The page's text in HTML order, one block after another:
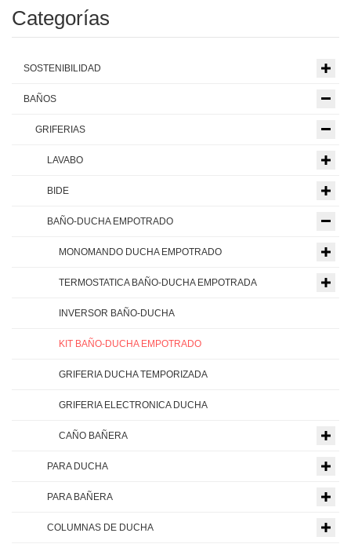
Categorías
SOSTENIBILIDAD
BAÑOS
GRIFERIAS
LAVABO
BIDE
BAÑO-DUCHA EMPOTRADO
MONOMANDO DUCHA EMPOTRADO
TERMOSTATICA BAÑO-DUCHA EMPOTRADA
INVERSOR BAÑO-DUCHA
KIT BAÑO-DUCHA EMPOTRADO
GRIFERIA DUCHA TEMPORIZADA
GRIFERIA ELECTRONICA DUCHA
CAÑO BAÑERA
PARA DUCHA
PARA BAÑERA
COLUMNAS DE DUCHA